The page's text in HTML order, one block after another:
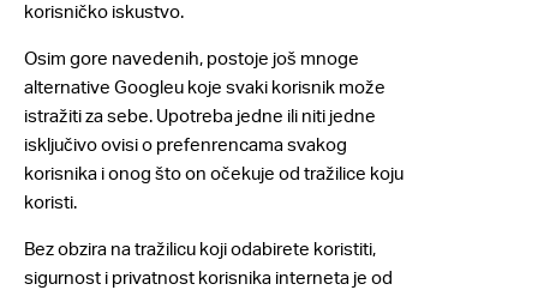
korisničko iskustvo.
Osim gore navedenih, postoje još mnoge
alternative Googleu koje svaki korisnik može
istražiti za sebe. Upotreba jedne ili niti jedne
isključivo ovisi o prefenrencama svakog
korisnika i onog što on očekuje od tražilice koju
koristi.
Bez obzira na tražilicu koji odabirete koristiti,
sigurnost i privatnost korisnika interneta je od